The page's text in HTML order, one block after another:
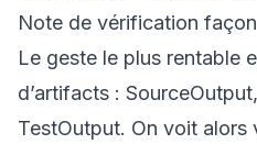
Note de vérification
Le geste le plus rentable
d’artifacts :
TestOutput. On voit alors